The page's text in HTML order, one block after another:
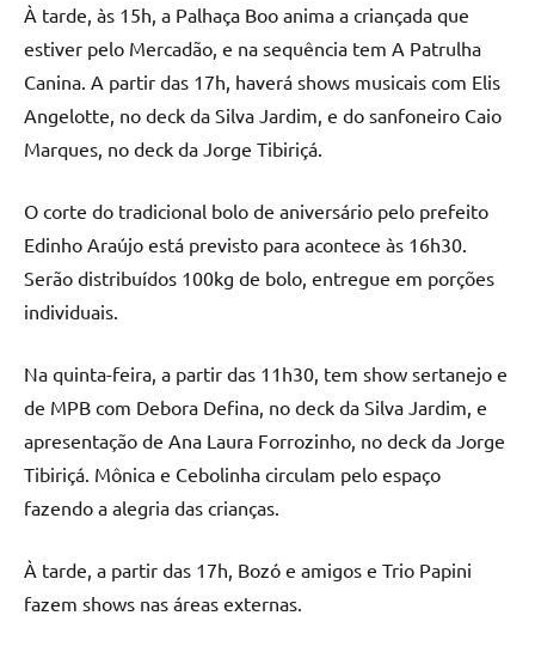
À tarde, às 15h, a Palhaça Boo anima a criançada que
estiver pelo Mercadão, e na sequência tem A Patrulha
Canina. A partir das 17h, haverá shows musicais com Elis
Angelotte, no deck da Silva Jardim, e do sanfoneiro Caio
Marques, no deck da Jorge Tibiriçá.
O corte do tradicional bolo de aniversário pelo prefeito
Edinho Araújo está previsto para acontece às 16h30.
Serão distribuídos 100kg de bolo, entregue em porções
individuais.
Na quinta-feira, a partir das 11h30, tem show sertanejo e
de MPB com Debora Defina, no deck da Silva Jardim, e
apresentação de Ana Laura Forrozinho, no deck da Jorge
Tibiriçá. Mônica e Cebolinha circulam pelo espaço
fazendo a alegria das crianças.
À tarde, a partir das 17h, Bozó e amigos e Trio Papini
fazem shows nas áreas externas.